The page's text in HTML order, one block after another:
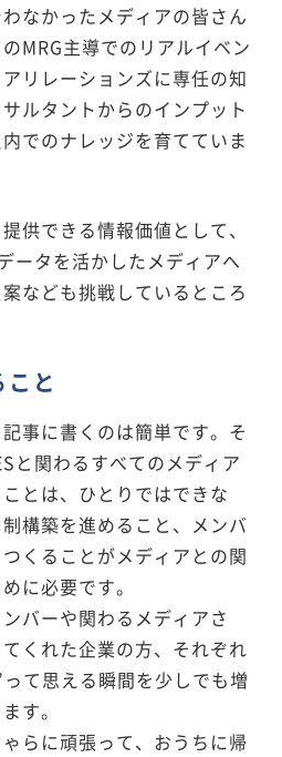
なかったメディアの皆さん
MRG主導でのリアルイベン
リレーションズに専任の知
ルタントからのインプット
でのナレッジを育てていま
供できる情報価値として、
ータを活かしたメディアへ
なども挑戦しているところ
と
事に書くのは簡単です。そ
と関わるすべてのメディア
とは、ひとりではできな
構築を進めること、メンバ
くることがメディアとの関
に必要です。
バーや関わるメディアさ
くれた企業の方、それぞれ
て思える瞬間を少しでも増
す。
らに頑張って、おうちに帰